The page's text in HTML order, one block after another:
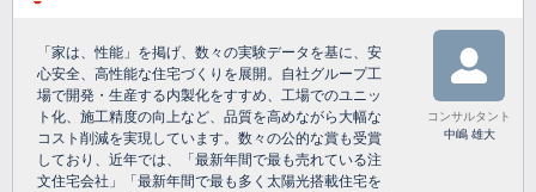
「家は、性能」を掲げ、数々の実験データを基に、安
心安全、高性能な住宅づくりを展開。自社グループ工
場で開発・生産する内製化をすすめ、工場でのユニッ
ト化、施工精度の向上など、品質を高めながら大幅な
コスト削減を実現しています。数々の公的な賞も受賞
しており、近年では、「最新年間で最も売れている注
文住宅会社」「最新年間で最も多く太陽光搭載住宅を
コンサルタント
中嶋 雄大